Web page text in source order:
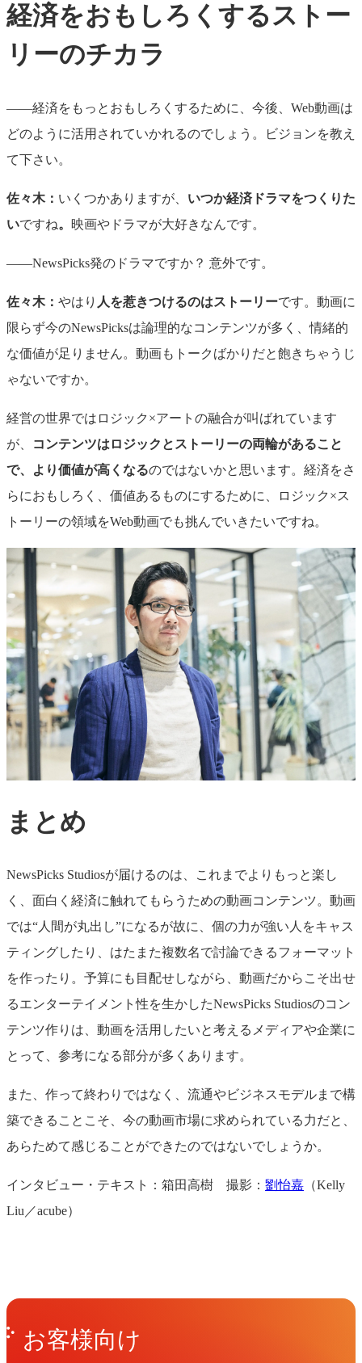
経済をおもしろくするストー
リーのチカラ
——経済をもっとおもしろくするために、今後、Web動画は
どのように活用されていかれるのでしょう。ビジョンを教え
て下さい。
佐々木： いくつかありますが、 いつか経済ドラマをつくりた
いですね。 映画やドラマが大好きなんです。
——NewsPicks発のドラマですか？ 意外です。
佐々木： やはり 人を惹きつけるのはストーリーです。動画に
限らず今のNewsPicksは論理的なコンテンツが多く、情緒的
な価値が足りません。動画もトークばかりだと飽きちゃうじ
ゃないですか。
経営の世界ではロジック×アートの融合が叫ばれています
が、
コンテンツはロジックとストーリーの両輪があること
で、より価値が高くなるのではないかと思います。経済をさ
らにおもしろく、価値あるものにするために、ロジック×ス
トーリーの領域をWeb動画でも挑んでいきたいですね。
まとめ
NewsPicks Studiosが届けるのは、これまでよりもっと楽し
く、面白く経済に触れてもらうための動画コンテンツ。動画
では“人間が丸出し”になるが故に、個の力が強い人をキャス
ティングしたり、はたまた複数名で討論できるフォーマット
を作ったり。予算にも目配せしながら、動画だからこそ出せ
るエンターテイメント性を生かしたNewsPicks Studiosのコン
テンツ作りは、動画を活用したいと考えるメディアや企業に
とって、参考になる部分が多くあります。
また、作って終わりではなく、流通やビジネスモデルまで構
築できることこそ、今の動画市場に求められている力だと、
あらためて感じることができたのではないでしょうか。
インタビュー・テキスト：箱田高樹 撮影： 劉怡嘉 （Kelly
Liu／acube）
Get in Touchお問い合わせ
お客様向け